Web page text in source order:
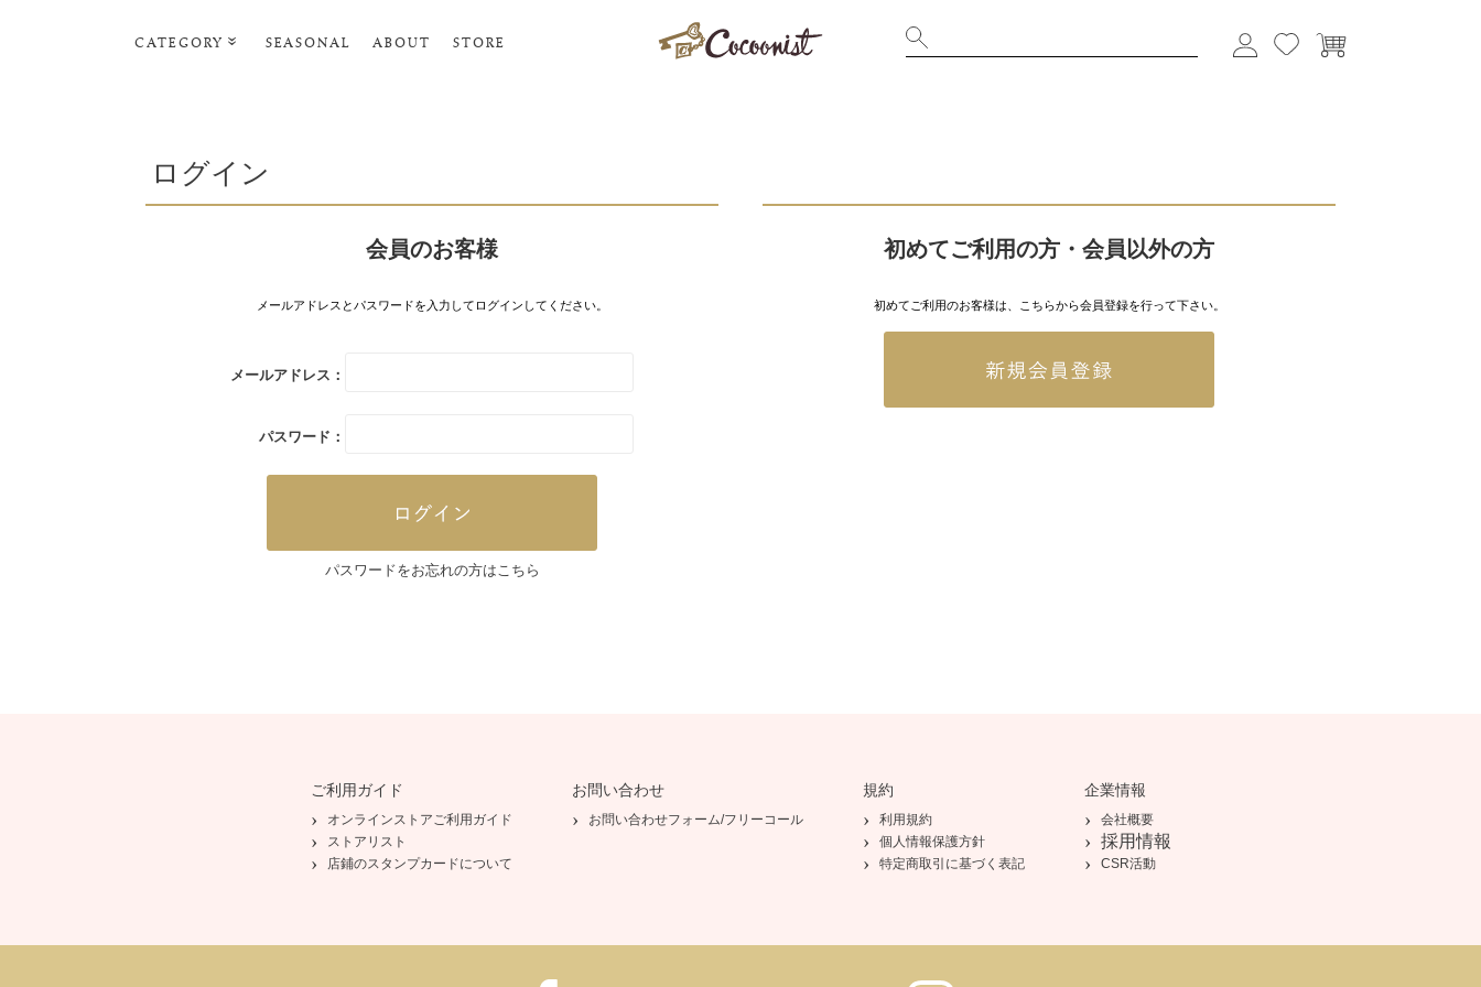
CATEGORY SEASONAL ABOUT STORE
ポーチ･トラベルグッズ
タオル・ヘアバンド
ログイン
会員のお客様
メールアドレスとパスワードを入力してログインしてください。
メールアドレス：
パスワード：
パスワードをお忘れの方はこちら
初めてご利用の方・会員以外の方
初めてご利用のお客様は、こちらから会員登録を行って下さい。
ご利用ガイド
オンラインストアご利用ガイド
ストアリスト
店鋪のスタンプカードについて
お問い合わせ
お問い合わせフォーム/フリーコール
規約
利用規約
個人情報保護方針
特定商取引に基づく表記
企業情報
会社概要
採用情報
CSR活動